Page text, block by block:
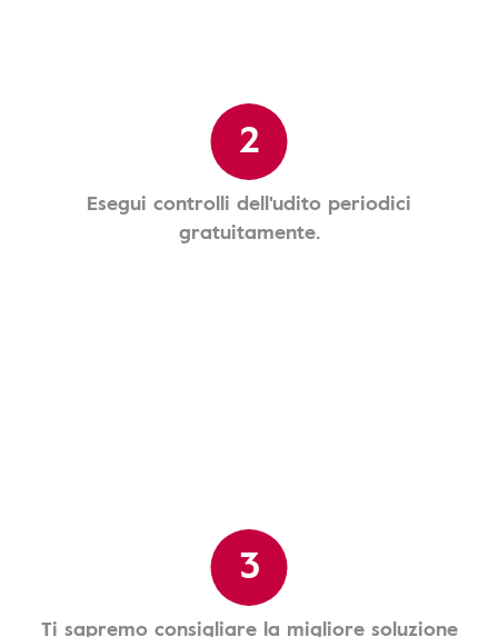
2
Esegui controlli dell'udito periodici
gratuitamente.
3
Ti sapremo consigliare la migliore soluzione